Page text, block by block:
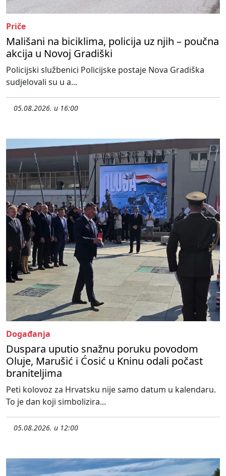
Priče
Mališani na biciklima, policija uz njih – poučna
akcija u Novoj Gradiški
Policijski službenici Policijske postaje Nova Gradiška
sudjelovali su u a...
05.08.2026. u 16:00
Događanja
Duspara uputio snažnu poruku povodom
Oluje, Marušić i Ćosić u Kninu odali počast
braniteljima
Peti kolovoz za Hrvatsku nije samo datum u kalendaru.
To je dan koji simbolizira...
05.08.2026. u 12:00